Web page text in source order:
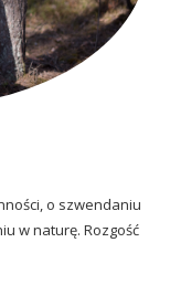
o szwendaniu
w naturę. Rozgość